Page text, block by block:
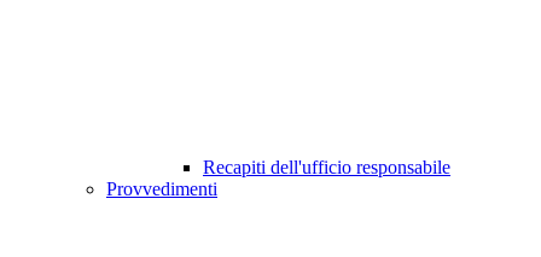
Recapiti dell'ufficio responsabile
Provvedimenti